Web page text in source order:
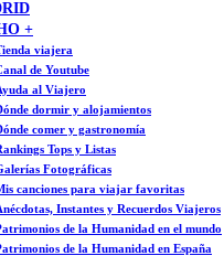
+
viajera
de Youtube
al Viajero
dormir y alojamientos
comer y gastronomía
Tops y Listas
Fotográficas
canciones para viajar favoritas
Instantes y Recuerdos Viajeros
de la Humanidad en el mundo
de la Humanidad en España